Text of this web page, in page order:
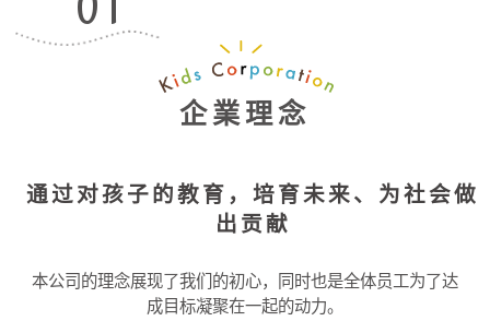
企業理念
通过对孩子的教育，培育未来、为社会做
出贡献
本公司的理念展现了我们的初心，同时也是全体员工为了达
成目标凝聚在一起的动力。